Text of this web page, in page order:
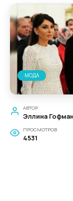
МОДА
АВТОР
Эллина Гофман
ПРОСМОТРОВ
4531